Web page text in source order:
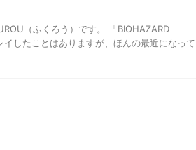
（ふくろう）です。 「BIOHAZARD
したことはありますが、ほんの最近になっ